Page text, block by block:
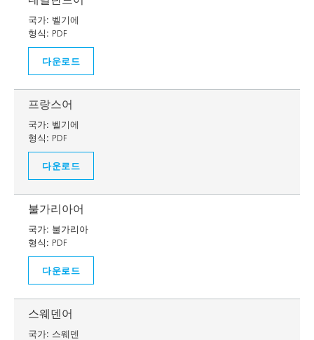
국가: 벨기에
형식: PDF
다운로드
프랑스어
국가: 벨기에
형식: PDF
다운로드
불가리아어
국가: 불가리아
형식: PDF
다운로드
스웨덴어
국가: 스웨덴